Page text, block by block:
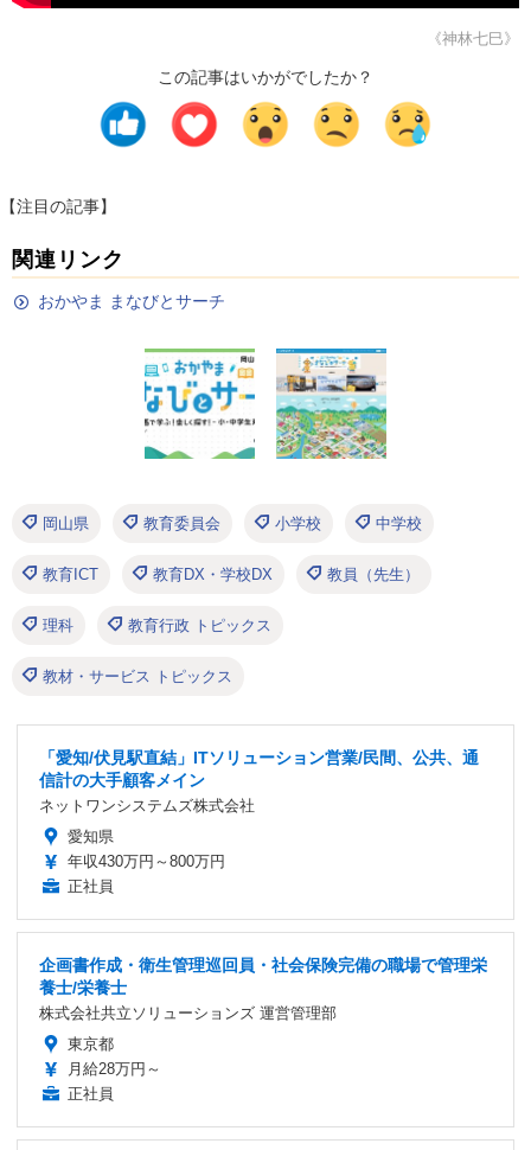
《神林七巳》
この記事はいかがでしたか？
【注目の記事】
関連リンク
おかやま まなびとサーチ
岡山県 教育委員会 小学校 中学校
教育ICT 教育DX・学校DX 教員（先生）
理科 教育行政 トピックス
教材・サービス トピックス
「愛知/伏見駅直結」ITソリューション営業/民間、公共、通
信計の大手顧客メイン
ネットワンシステムズ株式会社
愛知県
年収430万円～800万円
正社員
企画書作成・衛生管理巡回員・社会保険完備の職場で管理栄
養士/栄養士
株式会社共立ソリューションズ 運営管理部
東京都
月給28万円～
正社員